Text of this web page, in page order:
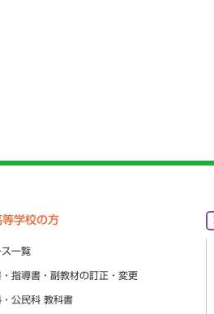
等学校の方
ス一覧
指導書・副教材の訂正・変更
公民科 教科書